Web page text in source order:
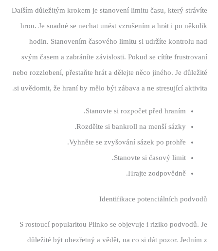
Dalším důležitým krokem je stanovení limitu času, který strávíte
hrou. Je snadné se nechat unést vzrušením a hrát i po několik
hodin. Stanovením časového limitu si udržíte kontrolu nad
svým časem a zabráníte závislosti. Pokud se cítíte frustrovaní
nebo rozzlobení, přestaňte hrát a dělejte něco jiného. Je důležité
si uvědomit, že hraní by mělo být zábava a ne stresující aktivita.
Stanovte si rozpočet před hraním.
Rozdělte si bankroll na menší sázky.
Vyhněte se zvyšování sázek po prohře.
Stanovte si časový limit.
Hrajte zodpovědně.
Identifikace potenciálních podvodů
S rostoucí popularitou Plinko se objevuje i riziko podvodů. Je
důležité být obezřetný a vědět, na co si dát pozor. Jedním z